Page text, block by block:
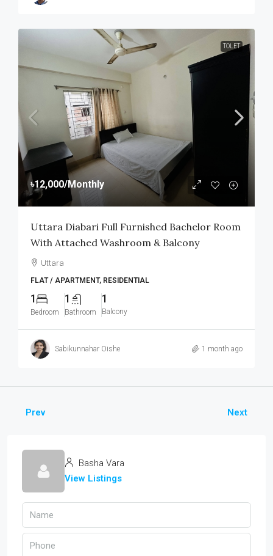
TOLET
৳12,000/Monthly
Uttara Diabari Full Furnished Bachelor Room
With Attached Washroom & Balcony
Uttara
FLAT / APARTMENT, RESIDENTIAL
1
Bedroom
1
Bathroom
1
Balcony
Sabikunnahar Oishe 1 month ago
Prev Next
Basha Vara
View Listings